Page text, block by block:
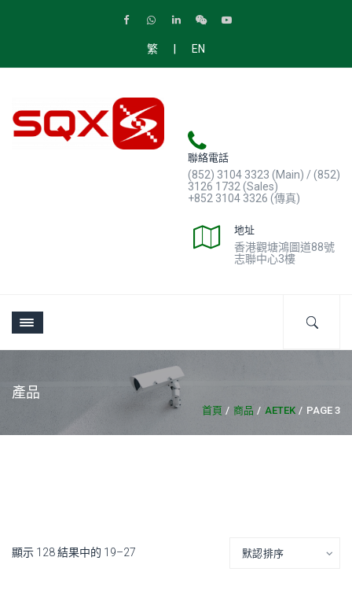
繁 | EN
聯絡電話
(852) 3104 3323 (Main) / (852)
3126 1732 (Sales)
+852 3104 3326 (傳真)
地址
香港觀塘鴻圖道88號
志聯中心3樓
產品
首頁 商品 AETEK PAGE 3
顯示 128 結果中的 19–27